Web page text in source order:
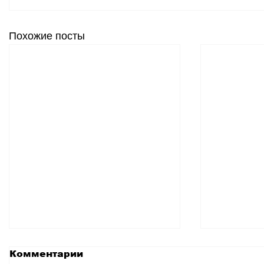
Похожие посты
Комментарии